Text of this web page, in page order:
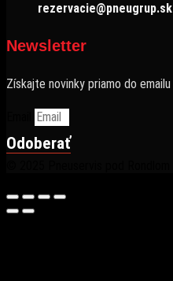
rezervacie@pneugrup.sk
Newsletter
Získajte novinky priamo do emailu
Odoberať